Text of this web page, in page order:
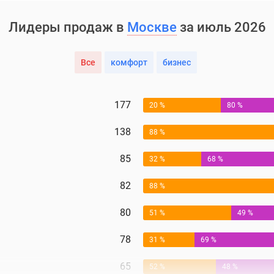
Лидеры продаж в Москве за июль 2026
Все комфорт бизнес
177 20 % 80 %
138 88 %
85 32 % 68 %
82 88 %
80 51 % 49 %
78 31 % 69 %
65 52 % 48 %